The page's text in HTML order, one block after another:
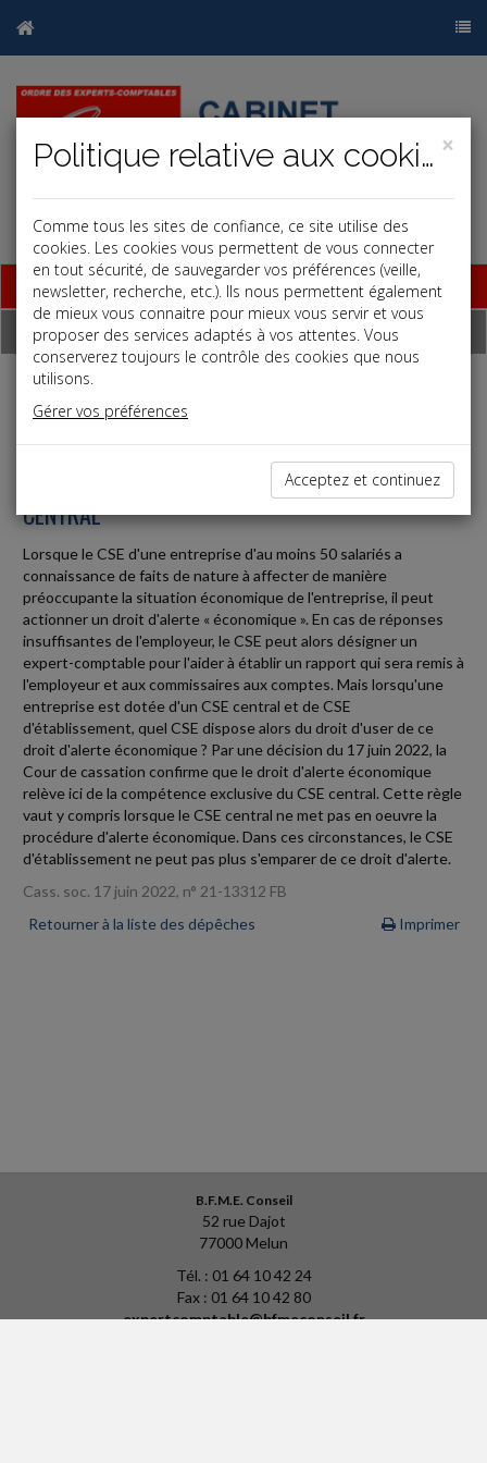
Base documentaire
Dépêches
Social
Date: 2022-06-28
DROIT D'ALERTE ÉCONOMIQUE AUX MAINS DU CSE
CENTRAL
Lorsque le CSE d'une entreprise d'au moins 50 salariés a
connaissance de faits de nature à affecter de manière
préoccupante la situation économique de l'entreprise, il peut
actionner un droit d'alerte « économique ». En cas de réponses
insuffisantes de l'employeur, le CSE peut alors désigner un
expert-comptable pour l'aider à établir un rapport qui sera remis à
l'employeur et aux commissaires aux comptes. Mais lorsqu'une
entreprise est dotée d'un CSE central et de CSE
d'établissement, quel CSE dispose alors du droit d'user de ce
droit d'alerte économique ? Par une décision du 17 juin 2022, la
Cour de cassation confirme que le droit d'alerte économique
relève ici de la compétence exclusive du CSE central. Cette règle
vaut y compris lorsque le CSE central ne met pas en oeuvre la
procédure d'alerte économique. Dans ces circonstances, le CSE
d'établissement ne peut pas plus s'emparer de ce droit d'alerte.
Cass. soc. 17 juin 2022, n° 21-13312 FB
Retourner à la liste des dépêches
Imprimer
B.F.M.E. Conseil
52 rue Dajot
77000 Melun
Tél. : 01 64 10 42 24
Fax : 01 64 10 42 80
expertcomptable@bfmeconseil.fr
×
Politique relative aux cookies
Comme tous les sites de confiance, ce site utilise des
cookies. Les cookies vous permettent de vous connecter
en tout sécurité, de sauvegarder vos préférences (veille,
newsletter, recherche, etc.). Ils nous permettent également
de mieux vous connaitre pour mieux vous servir et vous
proposer des services adaptés à vos attentes. Vous
conserverez toujours le contrôle des cookies que nous
utilisons.
Gérer vos préférences
Acceptez et continuez